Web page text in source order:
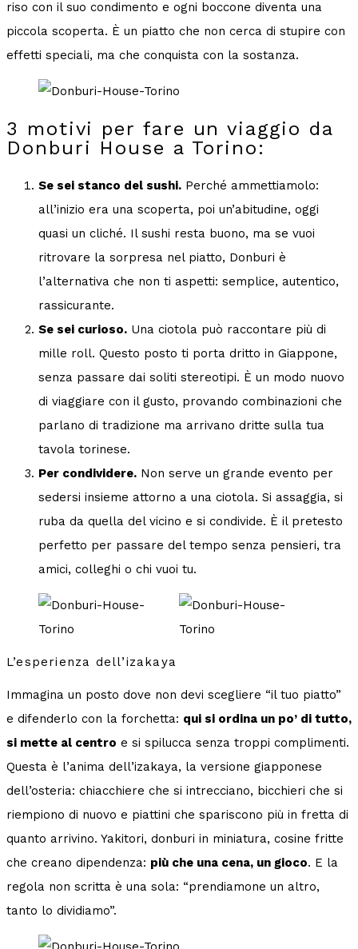
riso con il suo condimento e ogni boccone diventa una
piccola scoperta. È un piatto che non cerca di stupire con
effetti speciali, ma che conquista con la sostanza.
3 motivi per fare un viaggio da
Donburi House a Torino:
Se sei stanco del sushi. Perché ammettiamolo:
all’inizio era una scoperta, poi un’abitudine, oggi
quasi un cliché. Il sushi resta buono, ma se vuoi
ritrovare la sorpresa nel piatto, Donburi è
l’alternativa che non ti aspetti: semplice, autentico,
rassicurante.
Se sei curioso. Una ciotola può raccontare più di
mille roll. Questo posto ti porta dritto in Giappone,
senza passare dai soliti stereotipi. È un modo nuovo
di viaggiare con il gusto, provando combinazioni che
parlano di tradizione ma arrivano dritte sulla tua
tavola torinese.
Per condividere. Non serve un grande evento per
sedersi insieme attorno a una ciotola. Si assaggia, si
ruba da quella del vicino e si condivide. È il pretesto
perfetto per passare del tempo senza pensieri, tra
amici, colleghi o chi vuoi tu.
L’esperienza dell’izakaya
Immagina un posto dove non devi scegliere “il tuo piatto”
e difenderlo con la forchetta: qui si ordina un po’ di tutto,
si mette al centro e si spilucca senza troppi complimenti.
Questa è l’anima dell’izakaya, la versione giapponese
dell’osteria: chiacchiere che si intrecciano, bicchieri che si
riempiono di nuovo e piattini che spariscono più in fretta di
quanto arrivino. Yakitori, donburi in miniatura, cosine fritte
che creano dipendenza: più che una cena, un gioco. E la
regola non scritta è una sola: “prendiamone un altro,
tanto lo dividiamo”.